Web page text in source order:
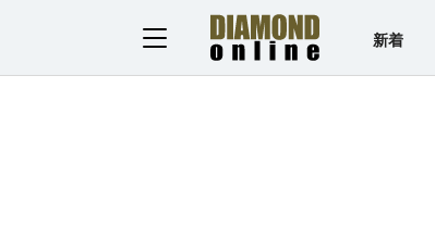
新着